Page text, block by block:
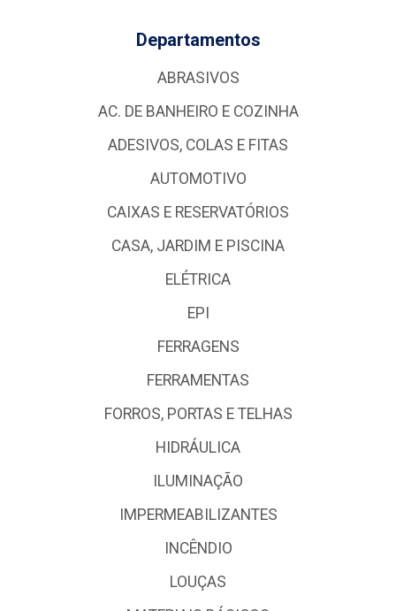
Departamentos
ABRASIVOS
AC. DE BANHEIRO E COZINHA
ADESIVOS, COLAS E FITAS
AUTOMOTIVO
CAIXAS E RESERVATÓRIOS
CASA, JARDIM E PISCINA
ELÉTRICA
EPI
FERRAGENS
FERRAMENTAS
FORROS, PORTAS E TELHAS
HIDRÁULICA
ILUMINAÇÃO
IMPERMEABILIZANTES
INCÊNDIO
LOUÇAS